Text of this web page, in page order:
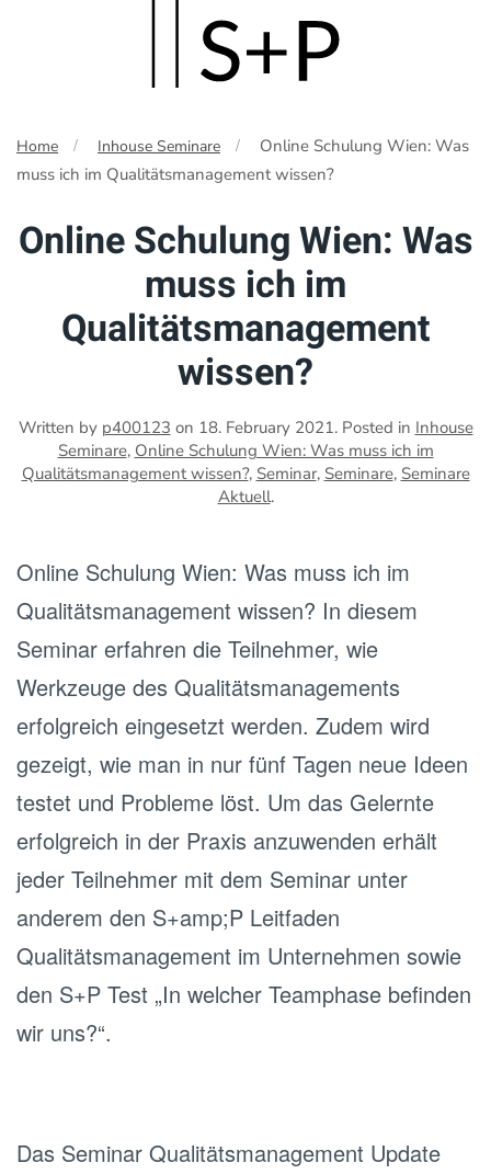
main
content
Home Inhouse Seminare
Online Schulung Wien: Was
muss ich im Qualitätsmanagement wissen?
Online Schulung Wien: Was
muss ich im
Qualitätsmanagement
wissen?
Written by p400123 on 18. February 2021. Posted in Inhouse
Seminare, Online Schulung Wien: Was muss ich im
Qualitätsmanagement wissen?, Seminar, Seminare, Seminare
Aktuell.
Online Schulung Wien: Was muss ich im
Qualitätsmanagement wissen? In diesem
Seminar erfahren die Teilnehmer, wie
Werkzeuge des Qualitätsmanagements
erfolgreich eingesetzt werden. Zudem wird
gezeigt, wie man in nur fünf Tagen neue Ideen
testet und Probleme löst. Um das Gelernte
erfolgreich in der Praxis anzuwenden erhält
jeder Teilnehmer mit dem Seminar unter
anderem den S+amp;P Leitfaden
Qualitätsmanagement im Unternehmen sowie
den S+P Test „In welcher Teamphase befinden
wir uns?“.
Das Seminar Qualitätsmanagement Update